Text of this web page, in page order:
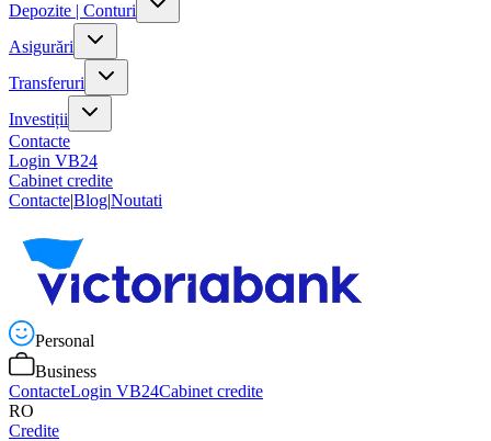
Depozite | Conturi
Asigurări
Transferuri
Investiții
Contacte
Login VB24
Cabinet credite
Contacte|Blog|Noutati
Personal
Business
ContacteLogin VB24Cabinet credite
RO
Credite